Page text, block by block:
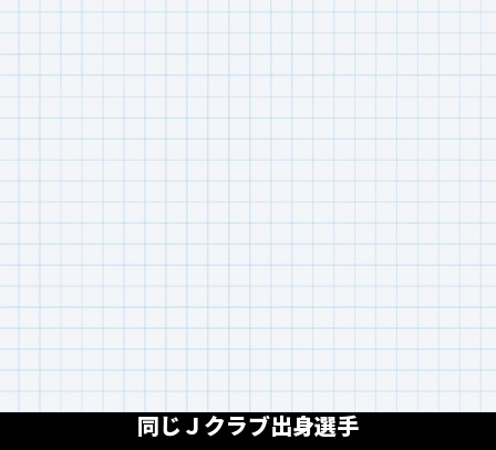
同じＪクラブ出身選手